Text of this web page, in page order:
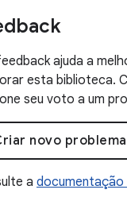
ajuda a
esta biblioteca.
seu voto a um
novo problema
a documentação